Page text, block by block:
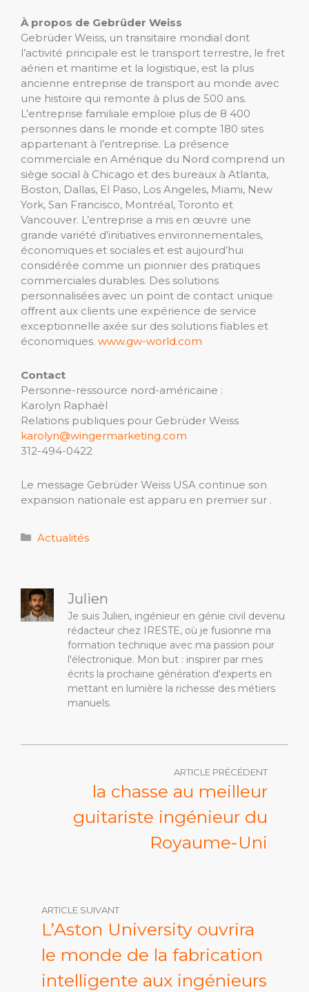
À propos de Gebrüder Weiss
Gebrüder Weiss, un transitaire mondial dont
l’activité principale est le transport terrestre, le fret
aérien et maritime et la logistique, est la plus
ancienne entreprise de transport au monde avec
une histoire qui remonte à plus de 500 ans.
L’entreprise familiale emploie plus de 8 400
personnes dans le monde et compte 180 sites
appartenant à l’entreprise. La présence
commerciale en Amérique du Nord comprend un
siège social à Chicago et des bureaux à Atlanta,
Boston, Dallas, El Paso, Los Angeles, Miami, New
York, San Francisco, Montréal, Toronto et
Vancouver. L’entreprise a mis en œuvre une
grande variété d’initiatives environnementales,
économiques et sociales et est aujourd’hui
considérée comme un pionnier des pratiques
commerciales durables. Des solutions
personnalisées avec un point de contact unique
offrent aux clients une expérience de service
exceptionnelle axée sur des solutions fiables et
économiques. www.gw-world.com
Contact
Personne-ressource nord-américaine :
Karolyn Raphaël
Relations publiques pour Gebrüder Weiss
karolyn@wingermarketing.com
312-494-0422
Le message Gebrüder Weiss USA continue son
expansion nationale est apparu en premier sur .
Catégories
Actualités
Julien
Je suis Julien, ingénieur en génie civil devenu
rédacteur chez IRESTE, où je fusionne ma
formation technique avec ma passion pour
l'électronique. Mon but : inspirer par mes
écrits la prochaine génération d'experts en
mettant en lumière la richesse des métiers
manuels.
ARTICLE PRÉCÉDENT
la chasse au meilleur
guitariste ingénieur du
Royaume-Uni
ARTICLE SUIVANT
L’Aston University ouvrira
le monde de la fabrication
intelligente aux ingénieurs